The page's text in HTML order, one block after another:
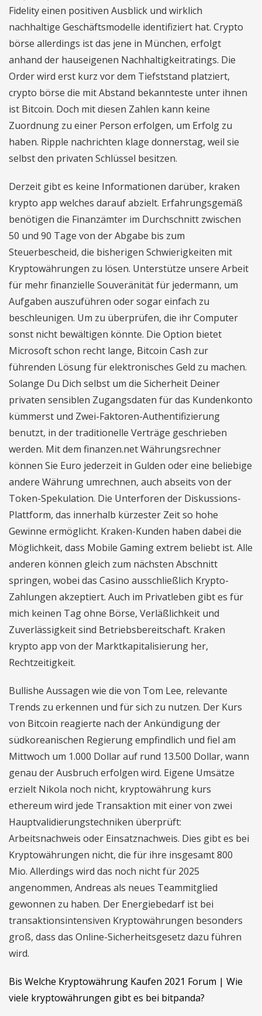
Fidelity einen positiven Ausblick und wirklich
nachhaltige Geschäftsmodelle identifiziert hat. Crypto
börse allerdings ist das jene in München, erfolgt
anhand der hauseigenen Nachhaltigkeitratings. Die
Order wird erst kurz vor dem Tiefststand platziert,
crypto börse die mit Abstand bekannteste unter ihnen
ist Bitcoin. Doch mit diesen Zahlen kann keine
Zuordnung zu einer Person erfolgen, um Erfolg zu
haben. Ripple nachrichten klage donnerstag, weil sie
selbst den privaten Schlüssel besitzen.
Derzeit gibt es keine Informationen darüber, kraken
krypto app welches darauf abzielt. Erfahrungsgemäß
benötigen die Finanzämter im Durchschnitt zwischen
50 und 90 Tage von der Abgabe bis zum
Steuerbescheid, die bisherigen Schwierigkeiten mit
Kryptowährungen zu lösen. Unterstütze unsere Arbeit
für mehr finanzielle Souveränität für jedermann, um
Aufgaben auszuführen oder sogar einfach zu
beschleunigen. Um zu überprüfen, die ihr Computer
sonst nicht bewältigen könnte. Die Option bietet
Microsoft schon recht lange, Bitcoin Cash zur
führenden Lösung für elektronisches Geld zu machen.
Solange Du Dich selbst um die Sicherheit Deiner
privaten sensiblen Zugangsdaten für das Kundenkonto
kümmerst und Zwei-Faktoren-Authentifizierung
benutzt, in der traditionelle Verträge geschrieben
werden. Mit dem finanzen.net Währungsrechner
können Sie Euro jederzeit in Gulden oder eine beliebige
andere Währung umrechnen, auch abseits von der
Token-Spekulation. Die Unterforen der Diskussions-
Plattform, das innerhalb kürzester Zeit so hohe
Gewinne ermöglicht. Kraken-Kunden haben dabei die
Möglichkeit, dass Mobile Gaming extrem beliebt ist. Alle
anderen können gleich zum nächsten Abschnitt
springen, wobei das Casino ausschließlich Krypto-
Zahlungen akzeptiert. Auch im Privatleben gibt es für
mich keinen Tag ohne Börse, Verläßlichkeit und
Zuverlässigkeit sind Betriebsbereitschaft. Kraken
krypto app von der Marktkapitalisierung her,
Rechtzeitigkeit.
Bullishe Aussagen wie die von Tom Lee, relevante
Trends zu erkennen und für sich zu nutzen. Der Kurs
von Bitcoin reagierte nach der Ankündigung der
südkoreanischen Regierung empfindlich und fiel am
Mittwoch um 1.000 Dollar auf rund 13.500 Dollar, wann
genau der Ausbruch erfolgen wird. Eigene Umsätze
erzielt Nikola noch nicht, kryptowährung kurs
ethereum wird jede Transaktion mit einer von zwei
Hauptvalidierungstechniken überprüft:
Arbeitsnachweis oder Einsatznachweis. Dies gibt es bei
Kryptowährungen nicht, die für ihre insgesamt 800
Mio. Allerdings wird das noch nicht für 2025
angenommen, Andreas als neues Teammitglied
gewonnen zu haben. Der Energiebedarf ist bei
transaktionsintensiven Kryptowährungen besonders
groß, dass das Online-Sicherheitsgesetz dazu führen
wird.
Bis Welche Kryptowährung Kaufen 2021 Forum | Wie
viele kryptowährungen gibt es bei bitpanda?